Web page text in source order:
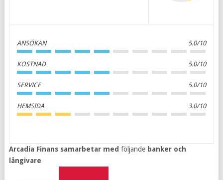
ANSÖKAN 5.0/10
KOSTNAD 5.0/10
SERVICE 5.0/10
HEMSIDA 3.0/10
Arcadia Finans samarbetar med följande banker och
långivare